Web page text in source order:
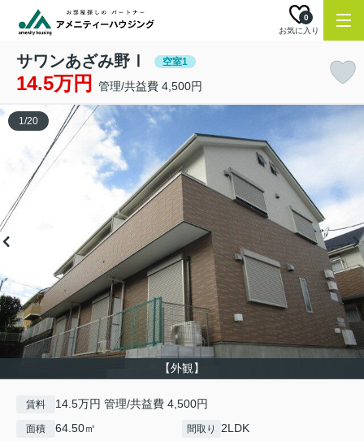
お気に入り
0
サワンあざみ野Ⅰ 空室1
14.5万円 管理/共益費 4,500円
【外観】
1/20
賃料 14.5万円 管理/共益費 4,500円
面積 64.50㎡ 間取り 2LDK